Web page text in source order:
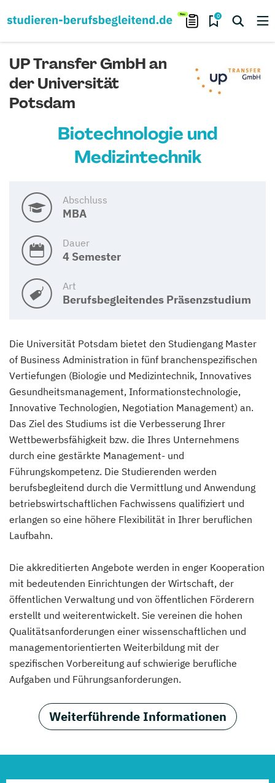
0
UP Transfer GmbH an
der Universität
Potsdam
Biotechnologie und
Medizintechnik
Abschluss
MBA
Dauer
4 Semester
Art
Berufsbegleitendes Präsenzstudium
Die Universität Potsdam bietet den Studiengang Master
of Business Administration in fünf branchenspezifischen
Vertiefungen (Biologie und Medizintechnik, Innovatives
Gesundheitsmanagement, Informationstechnologie,
Innovative Technologien, Negotiation Management) an.
Das Ziel des Studiums ist die Verbesserung Ihrer
Wettbewerbsfähigkeit bzw. die Ihres Unternehmens
durch eine gestärkte Management- und
Führungskompetenz. Die Studierenden werden
berufsbegleitend durch die Vermittlung und Anwendung
betriebswirtschaftlichen Fachwissens qualifiziert und
erlangen so eine höhere Flexibilität in Ihrer beruflichen
Laufbahn.
Die akkreditierten Angebote werden in enger Kooperation
mit bedeutenden Einrichtungen der Wirtschaft, der
öffentlichen Verwaltung und von öffentlichen Förderern
erstellt und weiterentwickelt. Sie vereinen die hohen
Qualitätsanforderungen einer wissenschaftlichen und
managementorientierten Weiterbildung mit der
spezifischen Vorbereitung auf schwierige berufliche
Aufgaben und Führungsanforderungen.
Weiterführende Informationen